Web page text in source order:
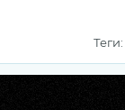
Теги: